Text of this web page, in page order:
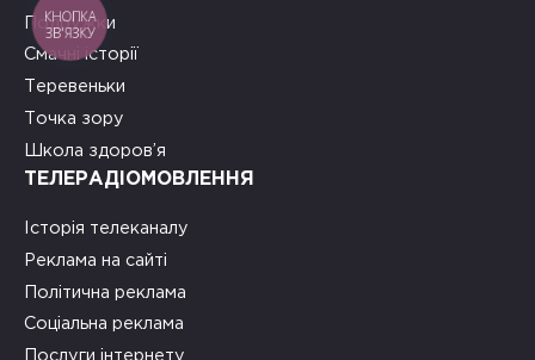
Подружки
Смачні історії
Теревеньки
Точка зору
Школа здоров’я
ТЕЛЕРАДІОМОВЛЕННЯ
Історія телеканалу
Реклама на сайті
Політична реклама
Соціальна реклама
Послуги інтернету
КНОПКА
ЗВ'ЯЗКУ